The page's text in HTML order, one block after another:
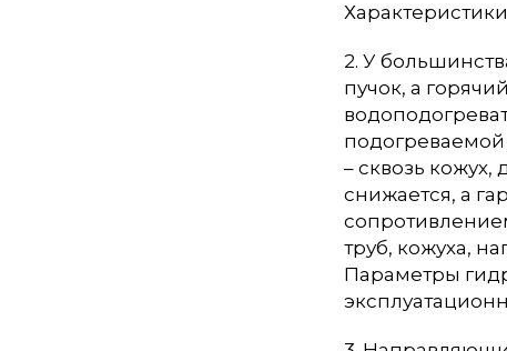
2. У
пучок, а
– сквозь
снижается, а
труб, кожуха,
Параметры